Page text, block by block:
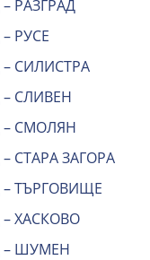
РАЗГРАД
РУСЕ
СИЛИСТРА
СЛИВЕН
СМОЛЯН
СТАРА ЗАГОРА
ТЪРГОВИЩЕ
ХАСКОВО
– ШУМЕН